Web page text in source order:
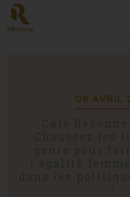
Skip
content
08 AVRIL
Café
Chaussez les
genre pour
l'égalité
dans les
!